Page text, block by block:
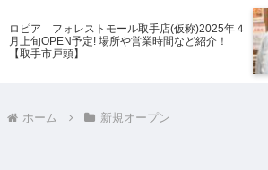
ロピア フォレストモール取手店(仮称)2025年４
月上旬OPEN予定! 場所や営業時間など紹介！
【取手市戸頭】
ホーム 新規オープン